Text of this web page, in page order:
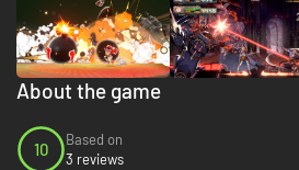
About the game
10
Based on
3 reviews